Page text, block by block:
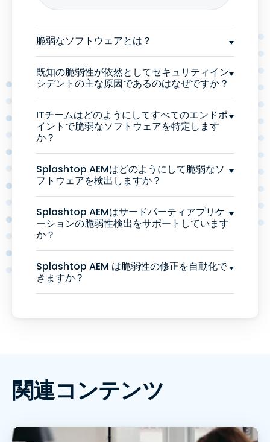
脆弱なソフトウェアとは？
既知の脆弱性が依然としてセキュリティイン
シデントの主な原因であるのはなぜですか？
ITチームはどのようにしてすべてのエンドポ
イントで脆弱なソフトウェアを特定します
か？
Splashtop AEMはどのようにして脆弱なソ
フトウェアを検出しますか？
Splashtop AEMはサードパーティアプリケ
ーションの脆弱性検出をサポートしています
か？
Splashtop AEM は脆弱性の修正を自動化で
きますか？
関連コンテンツ